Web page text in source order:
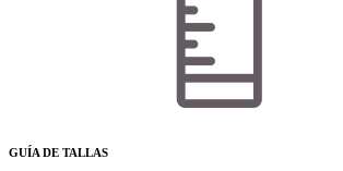
GUÍA DE TALLAS